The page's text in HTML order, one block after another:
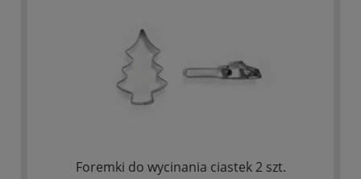
Foremki do wycinania ciastek 2 szt.